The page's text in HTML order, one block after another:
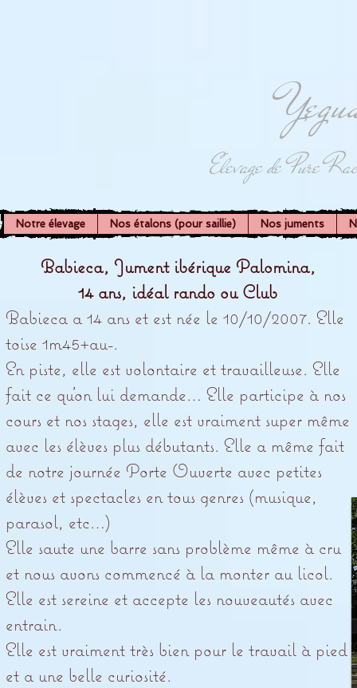
Elevage de Pure
Notre élevage Nos étalons (pour saillie) Nos juments
Babieca, Jument ibérique Palomina,
14 ans, idéal rando ou Club
Babieca a 14 ans et est née le 10/10/2007. Elle
toise 1m45+au-.
En piste, elle est volontaire et travailleuse. Elle
fait ce qu’on lui demande… Elle participe à nos
cours et nos stages, elle est vraiment super même
avec les élèves plus débutants. Elle a même fait
de notre journée Porte Ouverte avec petites
élèves et spectacles en tous genres (musique,
parasol, etc…)
Elle saute une barre sans problème même à cru
et nous avons commencé à la monter au licol.
Elle est sereine et accepte les nouveautés avec
entrain.
Elle est vraiment très bien pour le travail à pied
et a une belle curiosité.